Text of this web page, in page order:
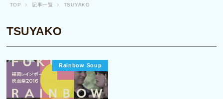
TOP 記事一覧 TSUYAKO
TSUYAKO
Rainbow Soup